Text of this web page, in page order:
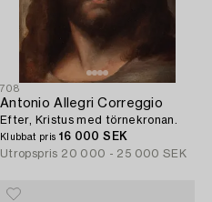
708
Antonio Allegri Correggio
Efter, Kristus med törnekronan.
Klubbat pris 16 000 SEK
Utropspris 20 000 - 25 000 SEK